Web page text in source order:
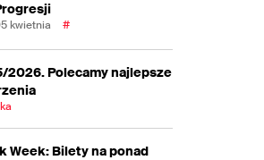
kwietnia #
2026. Polecamy najlepsze
Week: Bilety na ponad